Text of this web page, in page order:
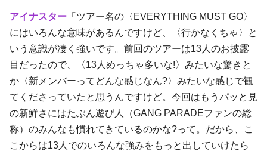
アイナスター 「ツアー名の〈EVERYTHING MUST GO〉
にはいろんな意味があるんですけど、〈行かなくちゃ〉と
いう意識が凄く強いです。前回のツアーは13人のお披露
目だったので、〈13人めっちゃ多いな!〉みたいな驚きと
か〈新メンバーってどんな感じなん?〉みたいな感じで観
てくださっていたと思うんですけど。今回はもうパッと見
の新鮮さにはたぶん遊び人（GANG PARADEファンの総
称）のみんなも慣れてきているのかな?って。だから、こ
こからは13人でのいろんな強みをもっと出していけたら